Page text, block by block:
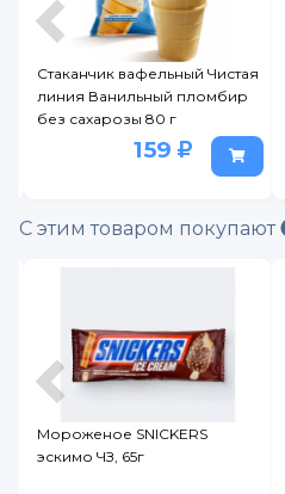
Стаканчик вафельный Чистая
линия Ванильный пломбир
без сахарозы 80 г
159
С этим товаром покупают
Мороженое SNICKERS
эскимо ЧЗ, 65г